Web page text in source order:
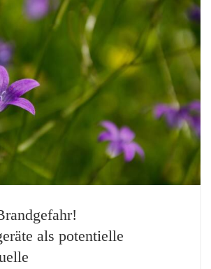
als potentielle